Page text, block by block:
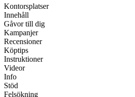
Kontorsplatser
Innehåll
Gåvor till dig
Kampanjer
Recensioner
Köptips
Instruktioner
Videor
Info
Stöd
Felsökning